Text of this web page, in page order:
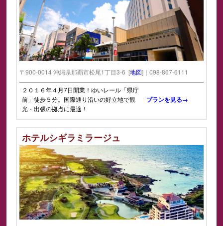
〒900-0014 沖縄県那覇市松尾1丁目3-6 [地図]｜098-867-6111
２０１６年４月7日開業！ゆいレール「県庁
前」徒歩５分。国際通り沿いの好立地で観
光・出張の拠点に最適！
プランを見る→
ホテルシギラミラージュ